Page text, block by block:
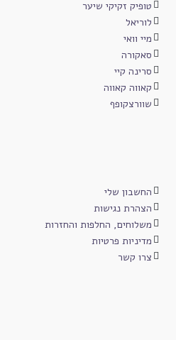
טופיק זקיקי שיער
לוריאל
מיי וואי
סאקורה
סרינה קיי
קאווה קאווה
שוורצקופף
החשבון שלי
הצהרת נגישות
משלוחים, החלפות והחזרות
מדיניות פרטיות
צרו קשר